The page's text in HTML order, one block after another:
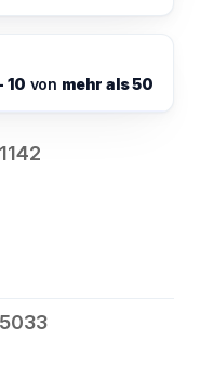
10 von mehr als 50